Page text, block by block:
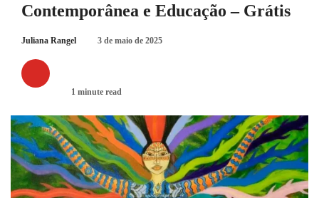
Contemporânea e Educação – Grátis
Juliana Rangel 3 de maio de 2025
1 minute read